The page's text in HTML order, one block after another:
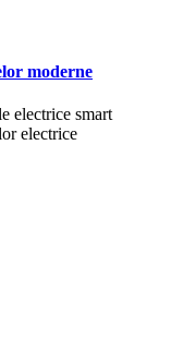
moderne
electrice smart
electrice